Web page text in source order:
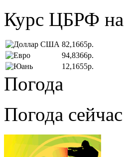
Курс ЦБРФ на
82,1665р.
94,8366р.
12,1655р.
Погода
Погода сейчас